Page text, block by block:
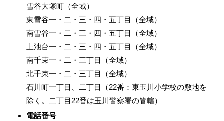
雪谷大塚町（全域）
東雪谷一・二・三・四・五丁目（全域）
南雪谷一・二・三・四・五丁目（全域）
上池台一・二・三・四・五丁目（全域）
南千束一・二・三丁目（全域）
北千束一・二・三丁目（全域）
石川町一丁目、二丁目（22番：東玉川小学校の敷地を
除く。二丁目22番は玉川警察署の管轄）
電話番号